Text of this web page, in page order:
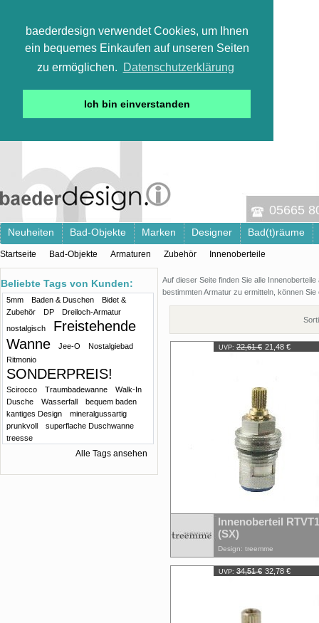
baederdesign verwendet Cookies, um Ihnen
ein bequemes Einkaufen auf unseren Seiten
zu ermöglichen.
Datenschutzerklärung
Ich bin einverstanden
05665
Neuheiten Bad-Objekte Marken Designer Bad(t)räume
Startseite Bad-Objekte Armaturen Zubehör Innenoberteile
Auf dieser Seite finden Sie alle
bestimmten Armatur zu ermitteln, können
UVP: 22,61 € 21,48 €
Innenoberteil
(SX)
Design: treemme
UVP: 34,51 € 32,78 €
Beliebte Tags von Kunden:
5mm Baden & Duschen
Bidet &
Zubehör
DP
Dreiloch-Armatur
nostalgisch
Freistehende
Wanne
Jee-O
Nostalgiebad
Ritmonio
SONDERPREIS!
Scirocco Traumbadewanne
Walk-In
Dusche
Wasserfall
bequem baden
kantiges Design
mineralgussartig
prunkvoll
superflache Duschwanne
treesse
Alle Tags ansehen